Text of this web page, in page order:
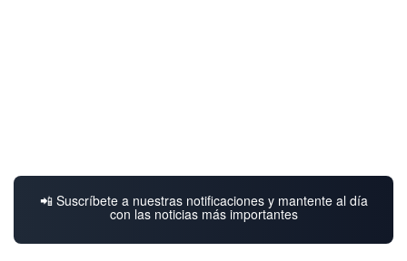
📲 Suscríbete a nuestras notificaciones y mantente al día
con las noticias más importantes